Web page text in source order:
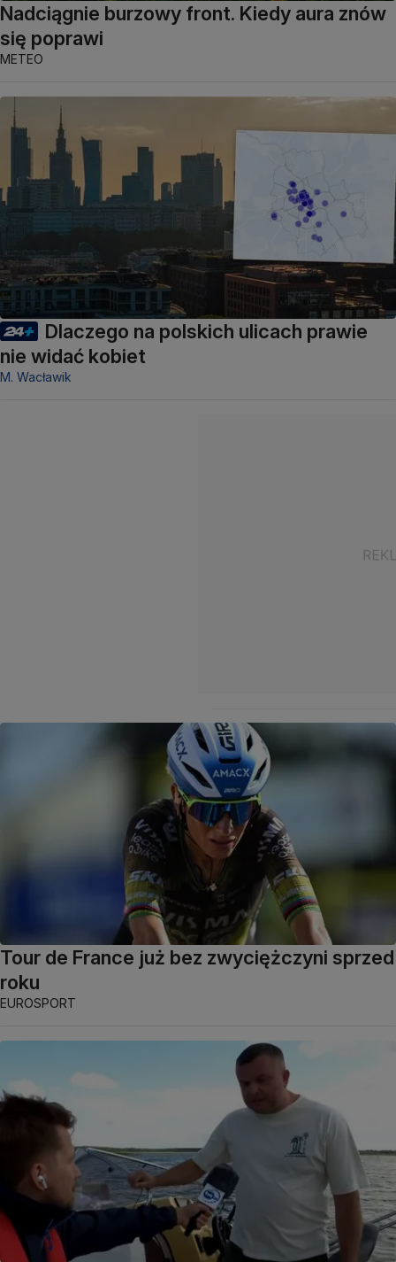
Nadciągnie burzowy front. Kiedy aura znów
się poprawi
METEO
Dlaczego na polskich ulicach prawie
nie widać kobiet
M. Wacławik
Tour de France już bez zwyciężczyni sprzed
roku
EUROSPORT